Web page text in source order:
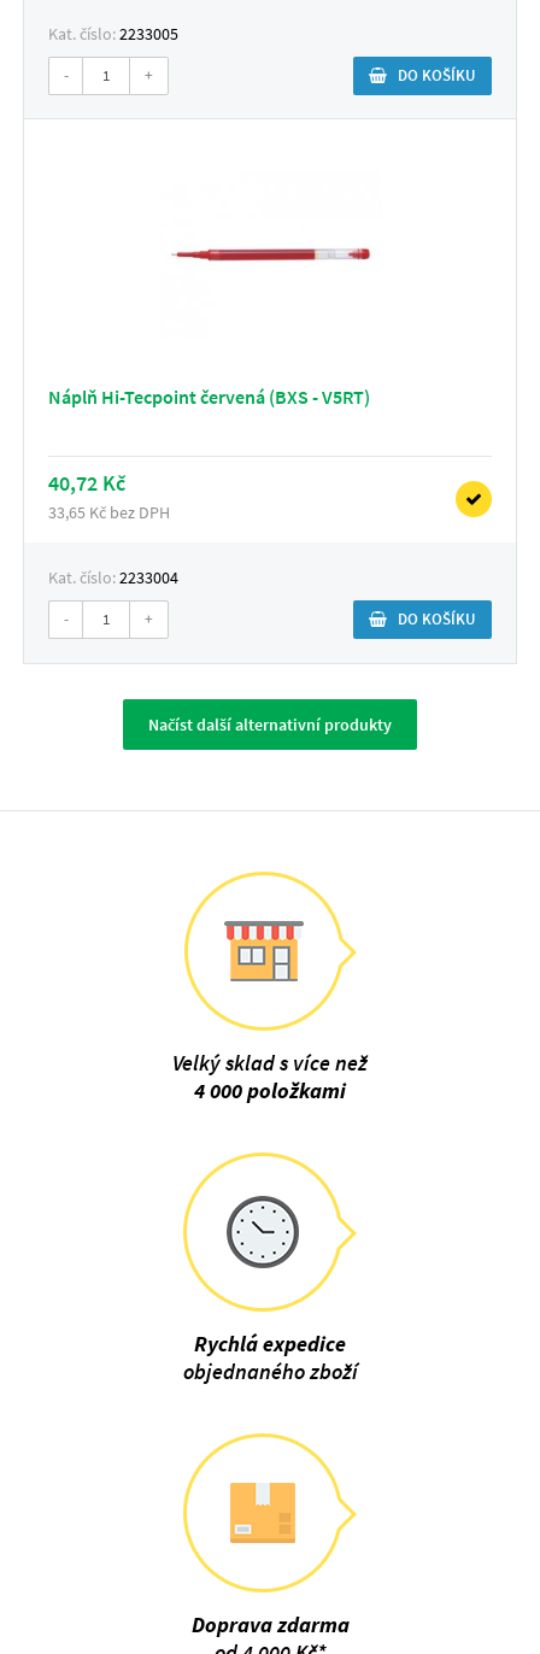
Kat. číslo:2233005
- + DO KOŠÍKU
Náplň Hi-Tecpoint červená (BXS - V5RT)
40,72 Kč
33,65 Kč bez DPH
Kat. číslo:2233004
- + DO KOŠÍKU
Načíst další alternativní produkty
Velký sklad s více než
4 000 položkami
Rychlá expedice
objednaného zboží
Doprava zdarma